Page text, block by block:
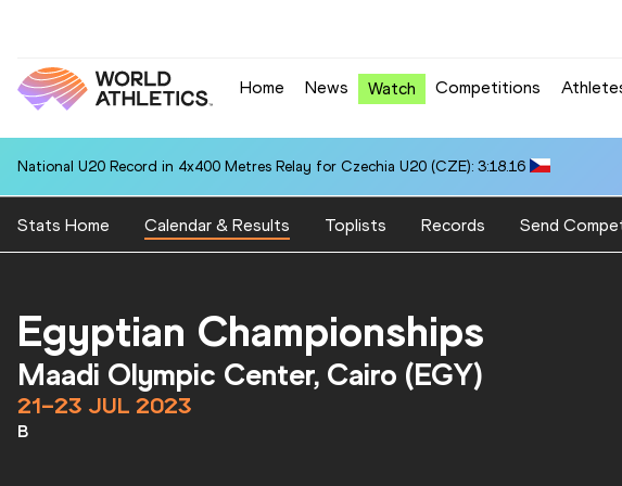
Home News Watch Competitions
National U20 Record in 4x400 Metres Relay for Australia U20 (AUS): 3:18.45
Stats Home Calendar & Results Toplists Records Send
Egyptian Championships
Maadi Olympic Center, Cairo (EGY)
21–23 JUL 2023
B